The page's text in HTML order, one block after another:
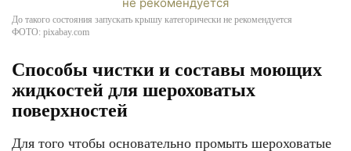
До такого состояния запускать крышу категорически не рекомендуется
ФОТО: pixabay.com
Способы чистки и составы моющих
жидкостей для шероховатых
поверхностей
Для того чтобы основательно промыть шероховатые